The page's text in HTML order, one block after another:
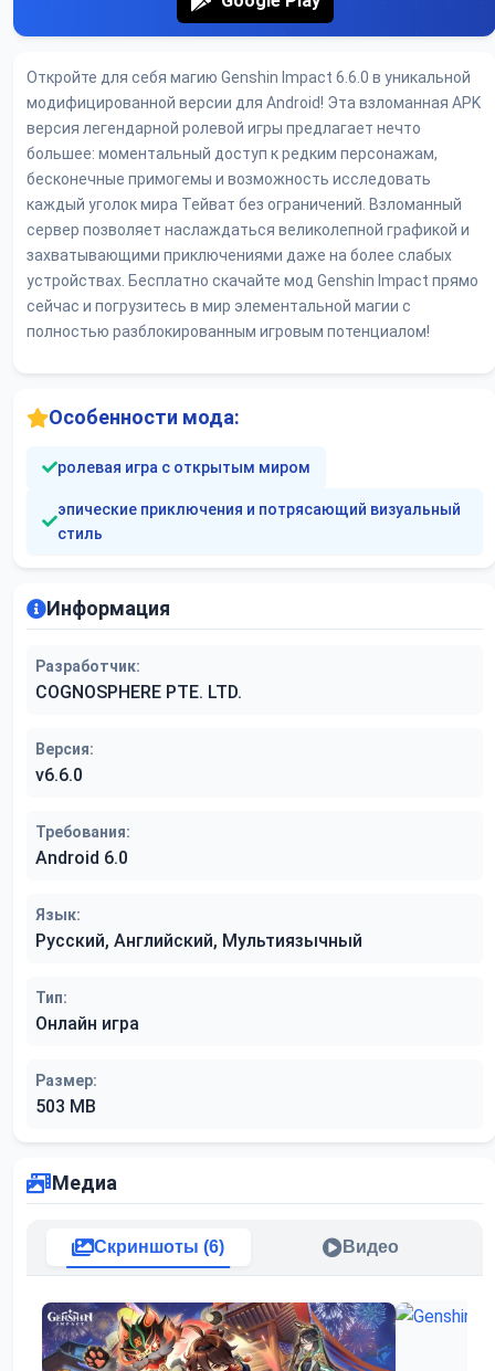
Откройте для себя магию Genshin Impact 6.6.0 в уникальной
модифицированной версии для Android! Эта взломанная APK
версия легендарной ролевой игры предлагает нечто
большее: моментальный доступ к редким персонажам,
бесконечные примогемы и возможность исследовать
каждый уголок мира Тейват без ограничений. Взломанный
сервер позволяет наслаждаться великолепной графикой и
захватывающими приключениями даже на более слабых
устройствах. Бесплатно скачайте мод Genshin Impact прямо
сейчас и погрузитесь в мир элементальной магии с
полностью разблокированным игровым потенциалом!
Особенности мода:
ролевая игра с открытым миром
эпические приключения и потрясающий визуальный
стиль
Информация
Разработчик:
COGNOSPHERE PTE. LTD.
Версия:
v6.6.0
Требования:
Android 6.0
Язык:
Русский, Английский, Мультиязычный
Тип:
Онлайн игра
Размер:
503 MB
Медиа
Скриншоты (6) Видео